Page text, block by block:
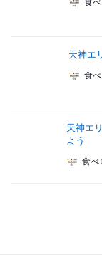
食
天神エ
食
天神エ
よう
食べ